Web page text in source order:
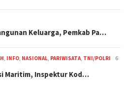
Keluarga, Pemkab Pa…
, INFO, NASIONAL, PARIWISATA, TNI/POLRI
6
Maritim, Inspektur Kod…